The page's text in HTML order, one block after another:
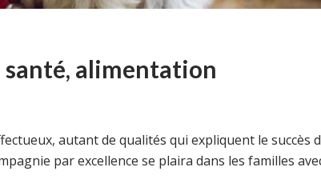
santé, alimentation
autant de qualités qui expliquent le succès
par excellence se plaira dans les familles